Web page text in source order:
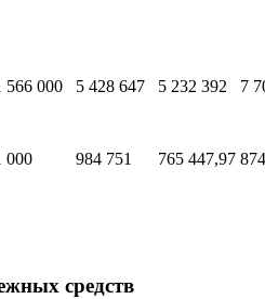
566 000 5 428 647 5 232 392 7
000 984 751 765 447,97
средств